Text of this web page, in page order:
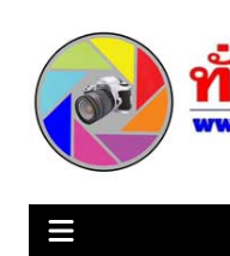
content